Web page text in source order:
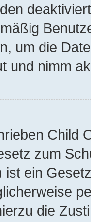
um die
und nimm
Child
zum
ist ein
die